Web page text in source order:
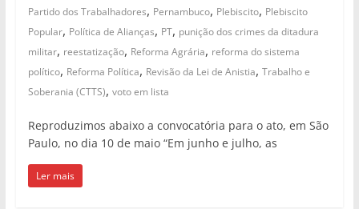
Partido dos Trabalhadores, Pernambuco, Plebiscito, Plebiscito
Popular, Política de Alianças, PT, punição dos crimes da ditadura
militar, reestatização, Reforma Agrária, reforma do sistema
político, Reforma Política, Revisão da Lei de Anistia, Trabalho e
Soberania (CTTS), voto em lista
Reproduzimos abaixo a convocatória para o ato, em São
Paulo, no dia 10 de maio “Em junho e julho, as
Ler mais